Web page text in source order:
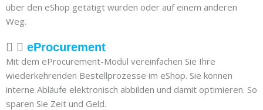
über den eShop getätigt wurden oder auf einem anderen
Weg.
eProcurement
Mit dem eProcurement-Modul vereinfachen Sie Ihre
wiederkehrenden Bestellprozesse im eShop. Sie können
interne Abläufe elektronisch abbilden und damit optimieren. So
sparen Sie Zeit und Geld.